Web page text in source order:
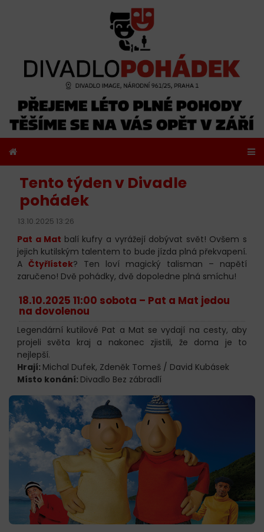
Tento týden v Divadle
pohádek
13.10.2025 13:26
Pat a Mat balí kufry a vyrážejí dobývat svět! Ovšem s
jejich kutilským talentem to bude jízda plná překvapení.
A Čtyřlístek? Ten loví magický talisman – napětí
zaručeno! Dvě pohádky, dvě dopoledne plná smíchu!
18.10.2025 11:00 sobota – Pat a Mat jedou
na dovolenou
Legendární kutilové Pat a Mat se vydají na cesty, aby
projeli světa kraj a nakonec zjistili, že doma je to
nejlepší.
Hrají: Michal Dufek, Zdeněk Tomeš / David Kubásek
Místo konání: Divadlo Bez zábradlí